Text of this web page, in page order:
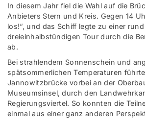
In diesem Jahr fiel die Wahl auf die
Anbieters Stern und Kreis. Gegen 14
los!“, und das Schiff legte zu einer rund
dreieinhalbstündigen Tour durch die
ab.
Bei strahlendem Sonnenschein und
spätsommerlichen Temperaturen
Jannowitzbrücke vorbei an der
Museumsinsel, durch den
Regierungsviertel. So konnten die
einmal aus einer ganz anderen